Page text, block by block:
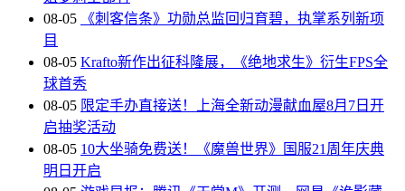
08-05
《刺客信条》功勋总监回归育碧，执掌系列新项
目
08-05 Krafto新作出征科隆展，《绝地求生》衍生FPS全
球首秀
08-05 限定手办直接送！上海全新动漫献血屋8月7日开
启抽奖活动
08-05 10大坐骑免费送！《魔兽世界》国服21周年庆典
明日开启